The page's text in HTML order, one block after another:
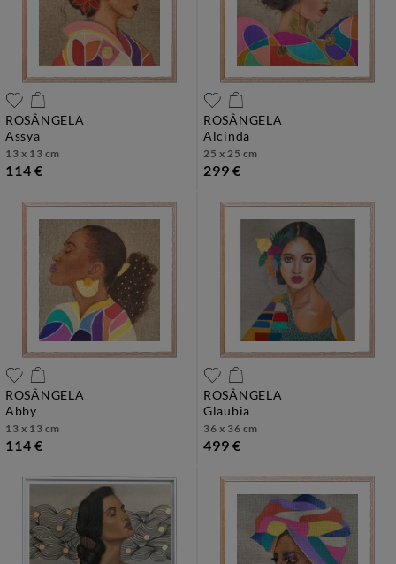
ROSÂNGELA
assya
13 x 13 cm
114 €
ROSÂNGELA
alcinda
25 x 25 cm
299 €
ROSÂNGELA
abby
13 x 13 cm
114 €
ROSÂNGELA
glaubia
36 x 36 cm
499 €